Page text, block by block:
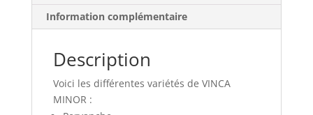
Information complémentaire
Description
Voici les différentes variétés de VINCA
MINOR :